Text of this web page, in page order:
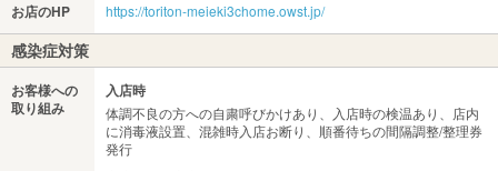
お店のHP https://toriton-meieki3chome.owst.jp/
感染症対策
お客様への
取り組み
入店時
体調不良の方への自粛呼びかけあり、入店時の検温あり、店内
に消毒液設置、混雑時入店お断り、順番待ちの間隔調整/整理券
発行